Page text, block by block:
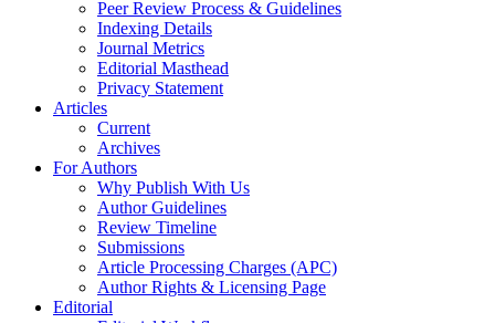
Peer Review Process & Guidelines
Indexing Details
Journal Metrics
Editorial Masthead
Privacy Statement
Articles
Current
Archives
For Authors
Why Publish With Us
Author Guidelines
Review Timeline
Submissions
Article Processing Charges (APC)
Author Rights & Licensing Page
Editorial